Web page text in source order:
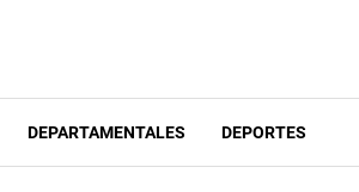
DEPARTAMENTALES DEPORTES